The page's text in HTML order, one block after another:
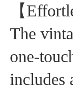
【
The
one-
includes